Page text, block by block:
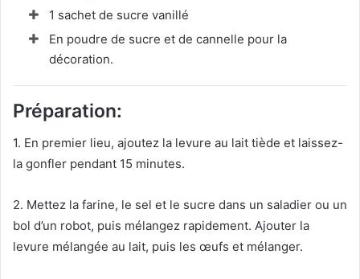
1 sachet de sucre vanillé
En poudre de sucre et de cannelle pour la
décoration.
Préparation:
1. En premier lieu, ajoutez la levure au lait tiède et laissez-
la gonfler pendant 15 minutes.
2. Mettez la farine, le sel et le sucre dans un saladier ou un
bol d’un robot, puis mélangez rapidement. Ajouter la
levure mélangée au lait, puis les œufs et mélanger.